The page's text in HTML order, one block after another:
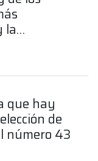
la
que hay
de
número 43